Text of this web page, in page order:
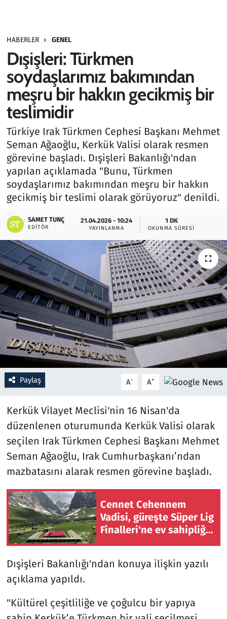
HABERLER GENEL
Dışişleri: Türkmen
soydaşlarımız bakımından
meşru bir hakkın gecikmiş bir
teslimidir
Türkiye Irak Türkmen Cephesi Başkanı Mehmet
Seman Ağaoğlu, Kerkük Valisi olarak resmen
görevine başladı. Dışişleri Bakanlığı'ndan
yapılan açıklamada "Bunu, Türkmen
soydaşlarımız bakımından meşru bir hakkın
gecikmiş bir teslimi olarak görüyoruz" denildi.
SAMET TUNÇ
EDITÖR
21.04.2026 - 10:24
YAYINLANMA
1 DK
OKUNMA SÜRESI
Paylaş A- A+
Kerkük Vilayet Meclisi'nin 16 Nisan'da
düzenlenen oturumunda Kerkük Valisi olarak
seçilen Irak Türkmen Cephesi Başkanı Mehmet
Seman Ağaoğlu, Irak Cumhurbaşkanı’ndan
mazbatasını alarak resmen görevine başladı.
Cennet Cehennem
Vadisi, güreşte Süper Lig
Finalleri'ne ev sahipliği
Dışişleri Bakanlığı'ndan konuya ilişkin yazılı
açıklama yapıldı.
"Kültürel çeşitliliğe ve çoğulcu bir yapıya
Haber
Kültür Sanat
Kurumsal Haberler
Lezzet Durağı
Memur ve Kamu
Otomobil
Oyun
Ramazan
Resmi İlanlar
Rüya Tabirleri
Sağlık
Savunma Sanayi
Seçim 2023
Spor
Teknoloji ve Bilim
Televizyon